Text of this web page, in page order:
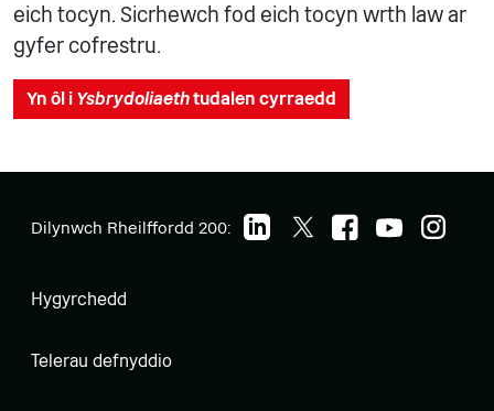
eich tocyn. Sicrhewch fod eich tocyn wrth law ar
gyfer cofrestru.
Yn ôl i Ysbrydoliaethtudalen cyrraedd
Dilynwch Rheilffordd 200:
Hygyrchedd
Telerau defnyddio